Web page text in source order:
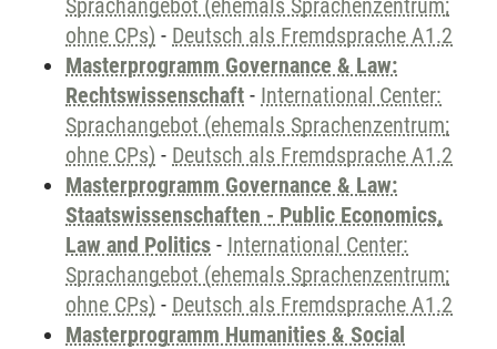
Sprachangebot (ehemals Sprachenzentrum;
ohne CPs) - Deutsch als Fremdsprache A1.2
Masterprogramm Governance & Law:
Rechtswissenschaft - International Center:
Sprachangebot (ehemals Sprachenzentrum;
ohne CPs) - Deutsch als Fremdsprache A1.2
Masterprogramm Governance & Law:
Staatswissenschaften - Public Economics,
Law and Politics - International Center:
Sprachangebot (ehemals Sprachenzentrum;
ohne CPs) - Deutsch als Fremdsprache A1.2
Masterprogramm Humanities & Social